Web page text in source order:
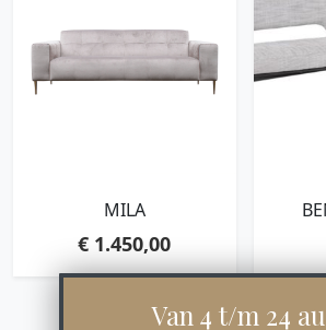
MILA
€ 1.450,00
Van 4 t/m 24